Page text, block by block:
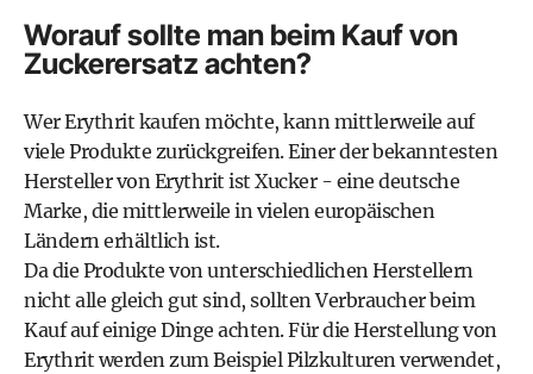
Worauf sollte man beim Kauf von
Zuckerersatz achten?
Wer Erythrit kaufen möchte, kann mittlerweile auf
viele Produkte zurückgreifen. Einer der bekanntesten
Hersteller von Erythrit ist Xucker - eine deutsche
Marke, die mittlerweile in vielen europäischen
Ländern erhältlich ist.
Da die Produkte von unterschiedlichen Herstellern
nicht alle gleich gut sind, sollten Verbraucher beim
Kauf auf einige Dinge achten. Für die Herstellung von
Erythrit werden zum Beispiel Pilzkulturen verwendet,